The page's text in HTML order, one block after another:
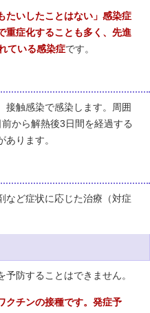
たいしたことはない」感染症
重症化することも多く、先進
ている感染症です。
接触感染で感染します。周囲
から解熱後3日間を経過する
あります。
など症状に応じた治療（対症
防することはできません。
クチンの接種です。発症予